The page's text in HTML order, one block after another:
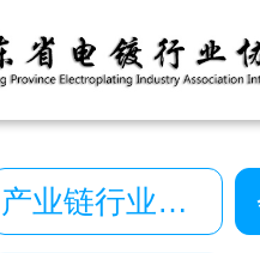
产业链行业动态
电镀行业协会. All
10222390号
一键导航
Reserved 广东省电